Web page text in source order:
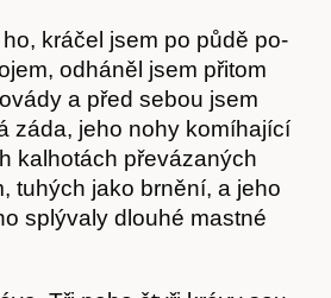
kráčel jsem po půdě po­
odháněl jsem přitom
a před sebou jsem
záda, jeho nohy komíhající
kalhotách převázaných
tuhých jako brnění, a jeho
splývaly dlouhé mastné